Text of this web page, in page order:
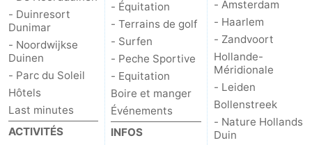
- Duinresort
Dunimar
- Noordwijkse
Duinen
- Parc du Soleil
Hôtels
Last minutes
ACTIVITÉS
- Équitation
- Terrains de golf
- Surfen
- Peche Sportive
- Equitation
Boire et manger
Événements
INFOS
- Amsterdam
- Haarlem
- Zandvoort
Hollande-
Méridionale
- Leiden
Bollenstreek
- Nature Hollands
Duin